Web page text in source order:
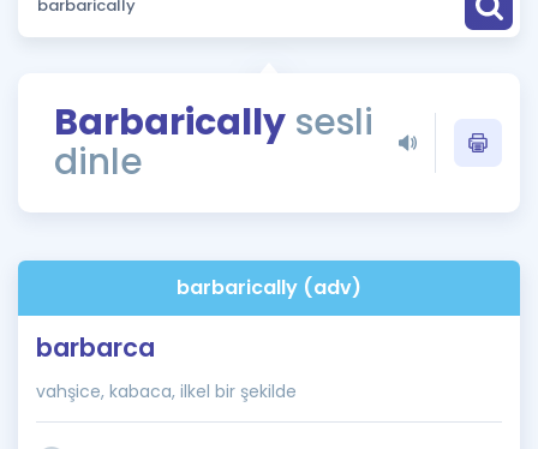
Puan Hesaplama
ÖSYM Sınav Takvimi
Kampanyalar
İngilizce Gramer
Barbarically sesli
dinle
barbarically (adv)
barbarca
vahşice, kabaca, ilkel bir şekilde